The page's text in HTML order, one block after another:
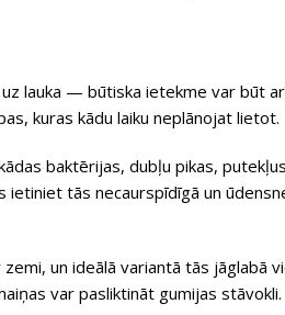
lauka — būtiska ietekme var būt
kuras kādu laiku neplānojat lietot.
baktērijas, dubļu pikas,
ietiniet tās necaurspīdīgā un
un ideālā variantā tās jāglabā
var pasliktināt gumijas stāvokli.